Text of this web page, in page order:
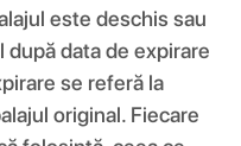
este deschis sau
data de expirare
se referă la
original. Fiecare